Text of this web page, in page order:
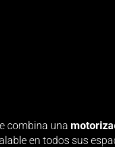
combina una
en todos sus